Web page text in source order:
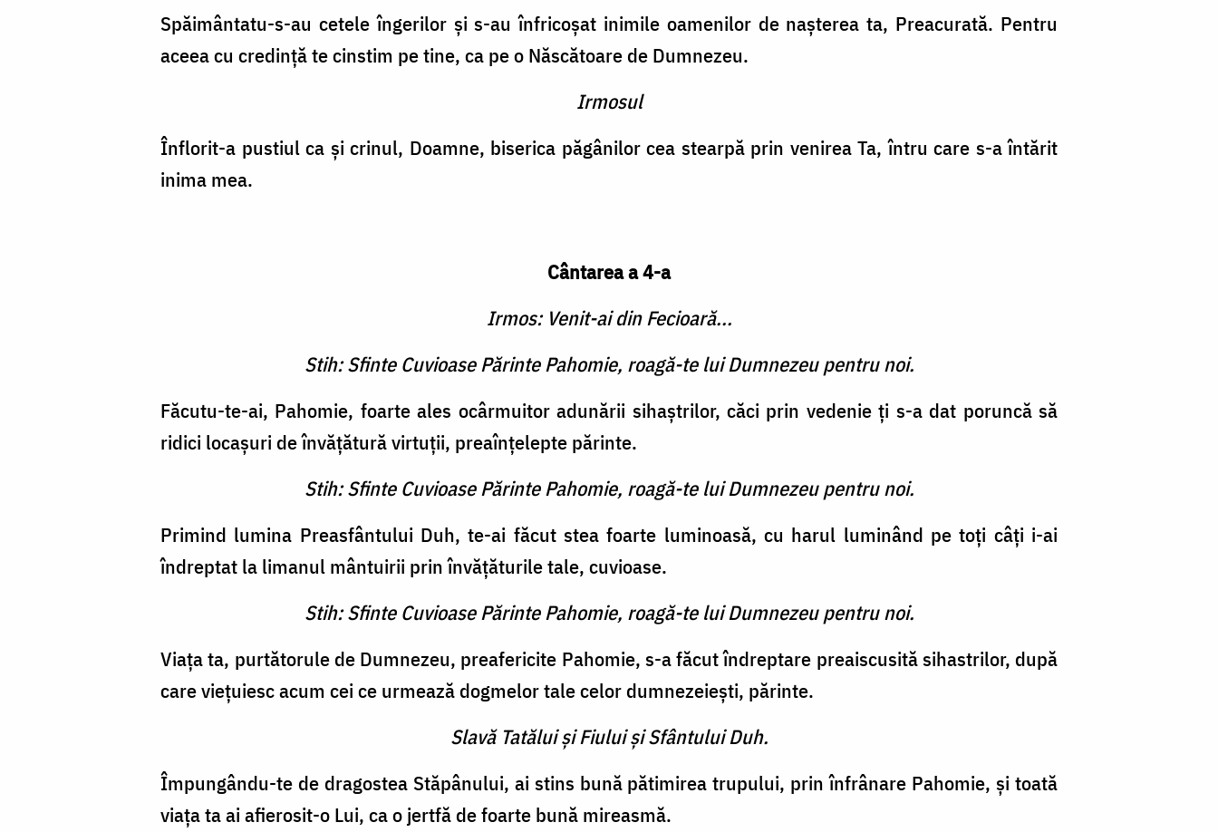
Spăimântatu-s-au cetele îngerilor şi s-au înfricoşat inimile oamenilor de naşterea ta, Preacurată. Pentru
aceea cu credinţă te cinstim pe tine, ca pe o Născătoare de Dumnezeu.
Irmosul
Înflorit-a pustiul ca şi crinul, Doamne, biserica păgânilor cea stearpă prin venirea Ta, întru care s-a întărit
inima mea.
Cântarea a 4-a
Irmos: Venit-ai din Fecioară...
Stih: Sfinte Cuvioase Părinte Pahomie, roagă-te lui Dumnezeu pentru noi.
Făcutu-te-ai, Pahomie, foarte ales ocârmuitor adunării sihaştrilor, căci prin vedenie ţi s-a dat poruncă să
ridici locaşuri de învăţătură virtuţii, preaînţelepte părinte.
Stih: Sfinte Cuvioase Părinte Pahomie, roagă-te lui Dumnezeu pentru noi.
Primind lumina Preasfântului Duh, te-ai făcut stea foarte luminoasă, cu harul luminând pe toţi câţi i-ai
îndreptat la limanul mântuirii prin învăţăturile tale, cuvioase.
Stih: Sfinte Cuvioase Părinte Pahomie, roagă-te lui Dumnezeu pentru noi.
Viaţa ta, purtătorule de Dumnezeu, preafericite Pahomie, s-a făcut îndreptare preaiscusită sihastrilor, după
care vieţuiesc acum cei ce urmează dogmelor tale celor dumnezeieşti, părinte.
Slavă Tatălui şi Fiului şi Sfântului Duh.
Împungându-te de dragostea Stăpânului, ai stins bună pătimirea trupului, prin înfrânare Pahomie, şi toată
viaţa ta ai afierosit-o Lui, ca o jertfă de foarte bună mireasmă.